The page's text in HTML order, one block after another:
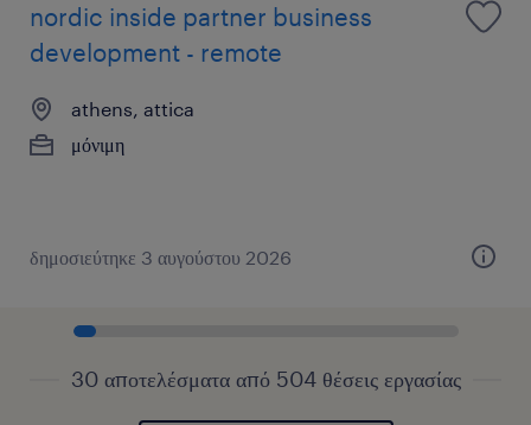
nordic inside partner business
development - remote
athens, attica
μόνιμη
δημοσιεύτηκε 3 αυγούστου 2026
30 αποτελέσματα από 504 θέσεις εργασίας